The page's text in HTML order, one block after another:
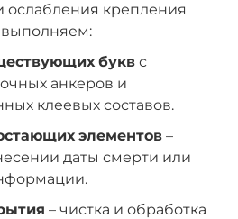
ослабления крепления
буквс
анкеров и
клеевых составов.
элементов–
даты смерти или
– чистка и обработка